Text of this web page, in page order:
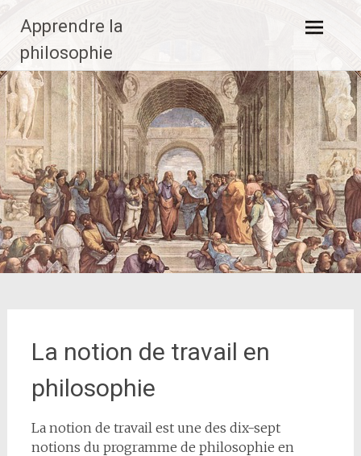
contenu
principal
Apprendre la
philosophie
La notion de travail en
philosophie
La notion de travail est une des dix-sept
notions du programme de philosophie en